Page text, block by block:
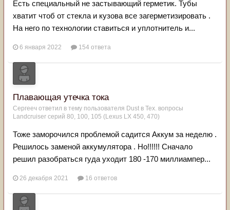
Есть специальный не застывающий герметик. Тубы
хватит чтоб от стекла и кузова все загерметизировать .
На него по технологии ставиться и уплотнитель и...
6 января 2022 154 ответа
Плавающая утечка тока
Сергееч ответил в тему пользователя Dust в Тех. вопросы
Landcruiser серий 80, 100, 105 (Lexus LX 450, 470)
Тоже заморочился проблемой садится Аккум за неделю .
Решилось заменой аккумулятора . Но!!!!!! Сначало
решил разобраться гуда уходит 180 -170 миллиампер...
26 декабря 2021 16 ответов